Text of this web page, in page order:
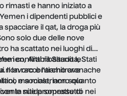
rimasti e hanno iniziato a
i dipendenti pubblici e
spacciare il qat, la droga più
solo due delle nove
ha scattato nei luoghi di
i conflitti ribaltano le
Il lavoro è l’architrave
e sociale, non solo
nitida soprattutto nei
Arabia Saudita, Stati
non raccontiamo cronache
ma mostriamo quanto
le sue promesse di